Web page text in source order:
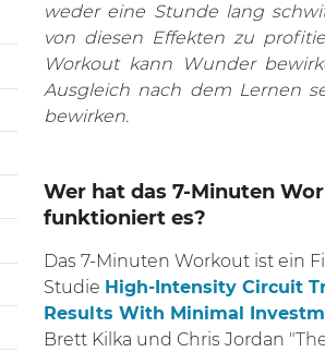
weder eine Stunde lang
von diesen Effekten zu
Workout kann Wunder
Ausgleich nach dem Lernen
bewirken.
Wer hat das 7-Minuten
funktioniert es?
Das 7-Minuten Workout ist ein
Studie High-Intensity Circuit
Results With Minimal
Brett Kilka und Chris Jordan